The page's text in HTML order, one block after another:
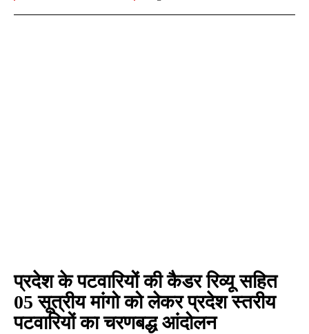
प्रदेश के पटवारियों की कैडर रिव्यू सहित
05 सूत्रीय मांगो को लेकर प्रदेश स्तरीय
पटवारियों का चरणबद्ध आंदोलन